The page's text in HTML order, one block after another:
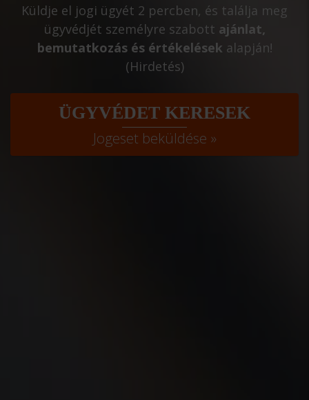
Küldje el jogi ügyét 2 percben, és találja meg
ügyvédjét személyre szabott ajánlat,
bemutatkozás és értékelések alapján!
(Hirdetés)
ÜGYVÉDET KERESEK
Jogeset beküldése »